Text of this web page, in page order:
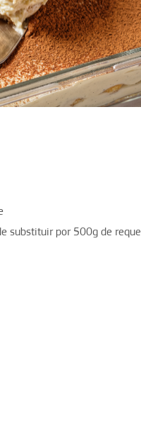
substituir por 500g de